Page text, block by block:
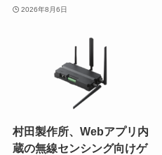
2026年8月6日
村田製作所、Webアプリ内
蔵の無線センシング向けゲ